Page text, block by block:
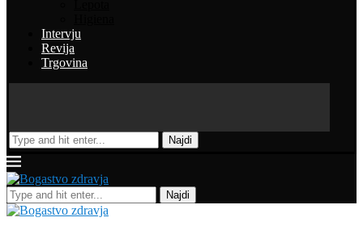
Intervju
Revija
Trgovina
Najdi
Najdi